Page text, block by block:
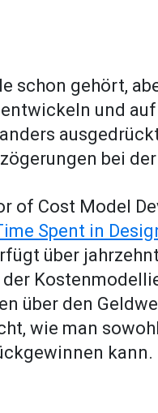
schon gehört,
und
bei
of Cost Model
Spent in
über
über den
wie man